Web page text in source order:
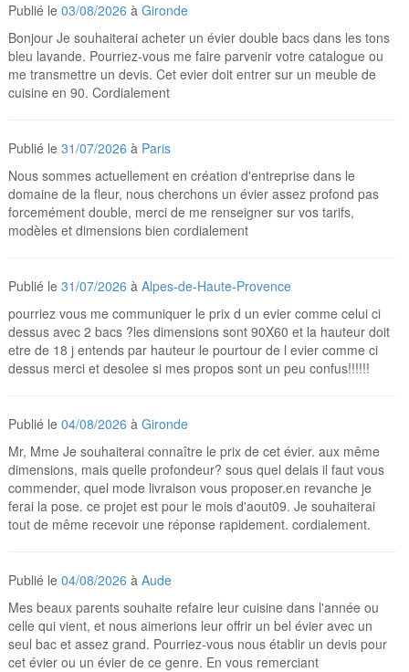
Publié le03/08/2026 àGironde
Bonjour Je souhaiterai acheter un évier double bacs dans les tons
bleu lavande. Pourriez-vous me faire parvenir votre catalogue ou
me transmettre un devis. Cet evier doit entrer sur un meuble de
cuisine en 90. Cordialement
Publié le31/07/2026 à Paris
Nous sommes actuellement en création d'entreprise dans le
domaine de la fleur, nous cherchons un évier assez profond pas
forcemément double, merci de me renseigner sur vos tarifs,
modèles et dimensions bien cordialement
Publié le31/07/2026 àAlpes-de-Haute-Provence
pourriez vous me communiquer le prix d un evier comme celui ci
dessus avec 2 bacs ?les dimensions sont 90X60 et la hauteur doit
etre de 18 j entends par hauteur le pourtour de l evier comme ci
dessus merci et desolee si mes propos sont un peu confus!!!!!!
Publié le04/08/2026 àGironde
Mr, Mme Je souhaiterai connaître le prix de cet évier. aux même
dimensions, mais quelle profondeur? sous quel delais il faut vous
commender, quel mode livraison vous proposer.en revanche je
ferai la pose. ce projet est pour le mois d'aout09. Je souhaiterai
tout de même recevoir une réponse rapidement. cordialement.
Publié le04/08/2026 àAude
Mes beaux parents souhaite refaire leur cuisine dans l'année ou
celle qui vient, et nous aimerions leur offrir un bel évier avec un
seul bac et assez grand. Pourriez-vous nous établir un devis pour
cet évier ou un évier de ce genre. En vous remerciant